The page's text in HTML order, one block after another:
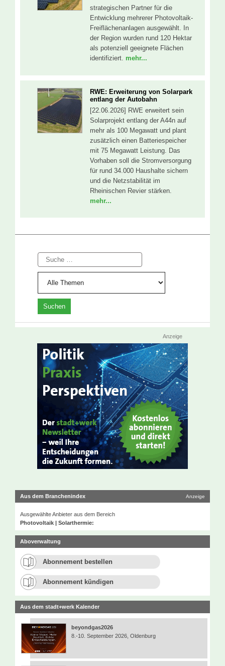
strategischen Partner für die
Entwicklung mehrerer Photovoltaik-
Freiflächenanlagen ausgewählt. In
der Region wurden rund 120 Hektar
als potenziell geeignete Flächen
identifiziert. mehr...
RWE: Erweiterung von Solarpark
entlang der Autobahn
[22.06.2026] RWE erweitert sein
Solarprojekt entlang der A44n auf
mehr als 100 Megawatt und plant
zusätzlich einen Batteriespeicher
mit 75 Megawatt Leistung. Das
Vorhaben soll die Stromversorgung
für rund 34.000 Haushalte sichern
und die Netzstabilität im
Rheinischen Revier stärken.
mehr...
Suche
Anzeige
Aus dem Branchenindex Anzeige
Ausgewählte Anbieter aus dem Bereich
Photovoltaik | Solarthermie:
Aboverwaltung
Abonnement bestellen
Abonnement kündigen
Aus dem stadt+werk Kalender
beyondgas2026
8.-10. September 2026, Oldenburg